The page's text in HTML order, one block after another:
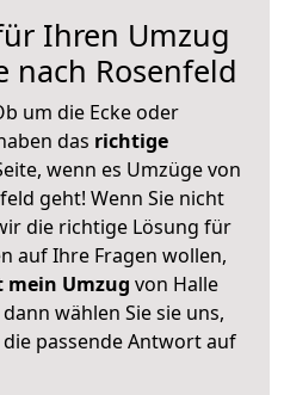
Ihren Umzug
nach Rosenfeld
um die Ecke oder
das richtige
wenn es Umzüge von
geht! Wenn Sie nicht
die richtige Lösung für
auf Ihre Fragen wollen,
Umzug von Halle
wählen Sie sie uns,
passende Antwort auf